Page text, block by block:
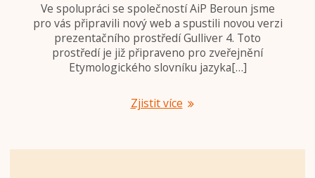
Ve spolupráci se společností AiP Beroun jsme
pro vás připravili nový web a spustili novou verzi
prezentačního prostředí Gulliver 4. Toto
prostředí je již připraveno pro zveřejnění
Etymologického slovníku jazyka[…]
Zjistit více